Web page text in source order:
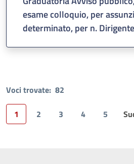
esame colloquio, per
determinato, per n.
Voci trovate: 82
1
2 3 4 5